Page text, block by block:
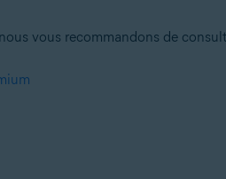
vous recommandons de